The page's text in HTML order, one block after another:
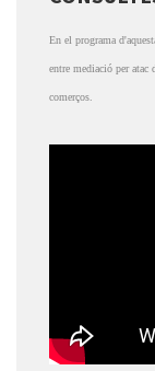
En el programa
entre mediació per atac
comerços.